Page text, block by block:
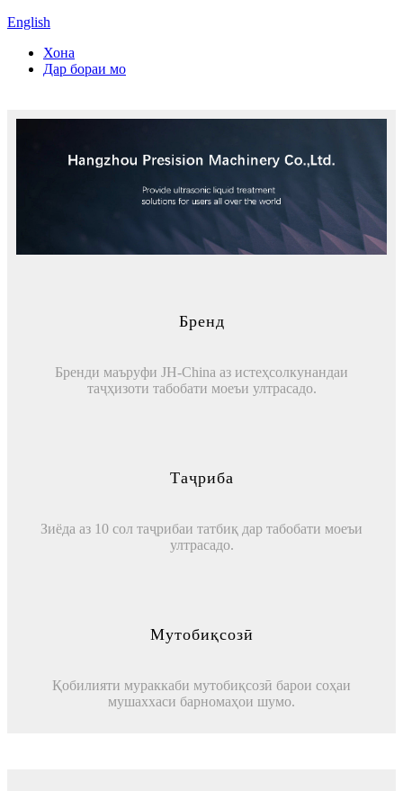
English
Хона
Дар бораи мо
Бренд
Бренди маъруфи JH-China аз истеҳсолкунандаи
таҷҳизоти табобати моеъи ултрасадо.
Таҷриба
Зиёда аз 10 сол таҷрибаи татбиқ дар табобати моеъи
ултрасадо.
Мутобиқсозӣ
Қобилияти мураккаби мутобиқсозӣ барои соҳаи
мушаххаси барномаҳои шумо.